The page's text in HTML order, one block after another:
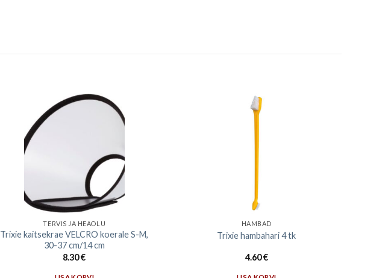
TERVIS JA HEAOLU
Trixie kaitsekrae VELCRO koerale S-M,
30-37 cm/14 cm
8.30€
HAMBAD
Trixie hambahari 4 tk
4.60€